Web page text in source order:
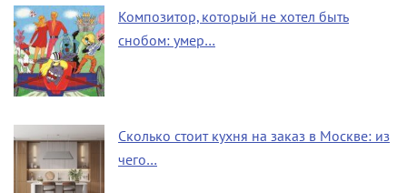
Композитор, который не хотел быть
снобом: умер…
Сколько стоит кухня на заказ в Москве: из
чего…